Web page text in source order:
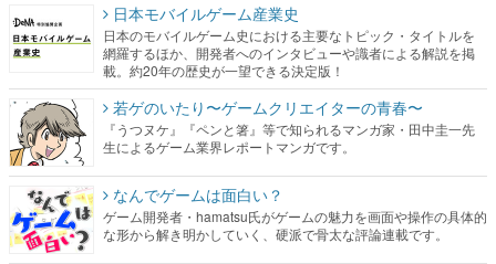
日本モバイルゲーム産業史
日本のモバイルゲーム史における主要なトピック・タイトルを
網羅するほか、開発者へのインタビューや識者による解説を掲
載。約20年の歴史が一望できる決定版！
若ゲのいたり〜ゲームクリエイターの青春〜
『うつヌケ』『ペンと箸』等で知られるマンガ家・田中圭一先
生によるゲーム業界レポートマンガです。
なんでゲームは面白い？
ゲーム開発者・hamatsu氏がゲームの魅力を画面や操作の具体的
な形から解き明かしていく、硬派で骨太な評論連載です。